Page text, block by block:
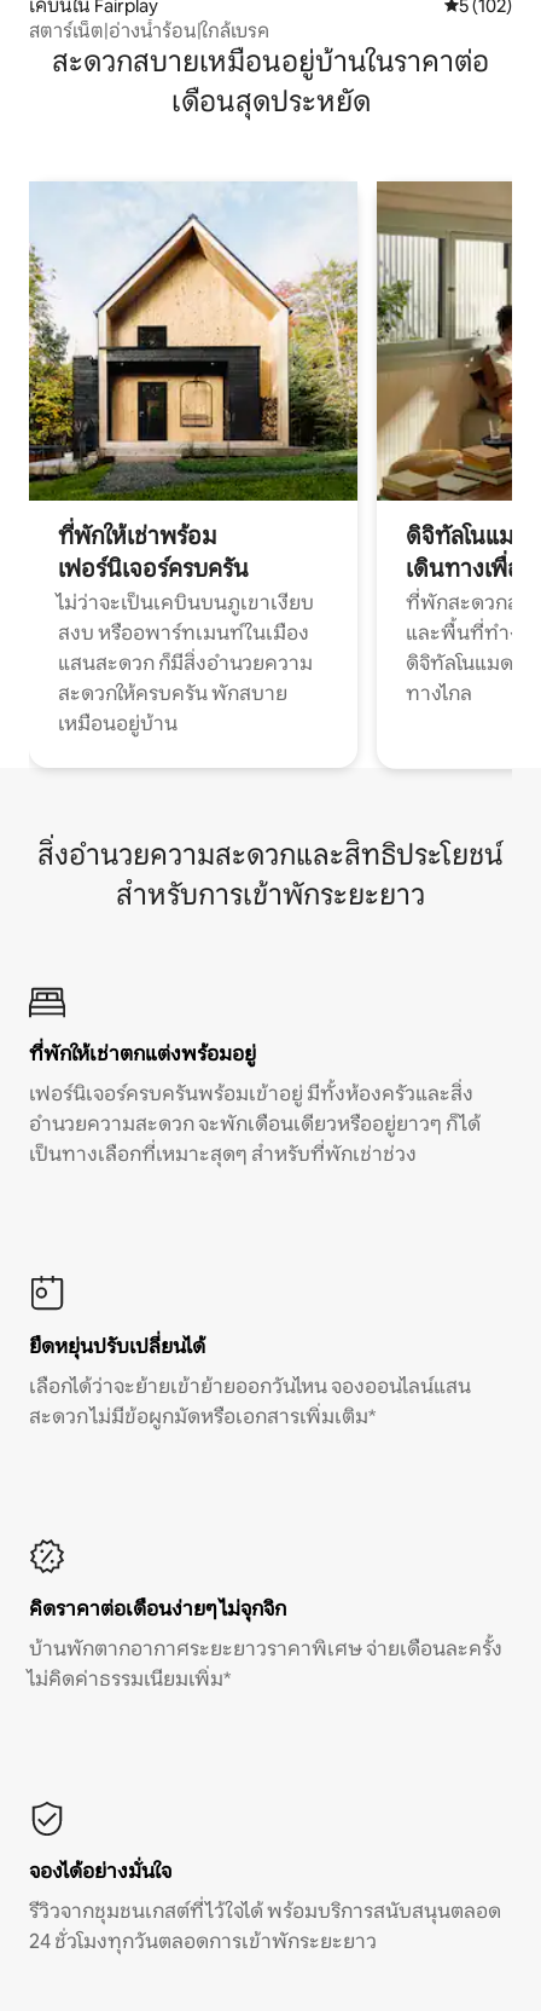
เคบินใน Fairplay คะแนนเฉลี่ย
5 (102)
สตาร์เน็ต|อ่างน้ำร้อน|ใกล้เบรค
สะดวกสบายเหมือนอยู่บ้านในราคาต่อ
เดือนสุดประหยัด
ที่พักให้เช่าพร้อม
เฟอร์นิเจอร์ครบครัน
ไม่ว่าจะเป็นเคบินบนภูเขาเงียบ
สงบ หรืออพาร์ทเมนท์ในเมือง
แสนสะดวก ก็มีสิ่งอำนวยความ
สะดวกให้ครบครัน พักสบาย
เหมือนอยู่บ้าน
ดิจิทัลโนแมด
เดินทางเพื่อ
ที่พักสะดวกสบ
และพื้นที่ทำงา
ดิจิทัลโนแมดแ
ทางไกล
สิ่งอำนวยความสะดวกและสิทธิประโยชน์
สำหรับการเข้าพักระยะยาว
ที่พักให้เช่าตกแต่งพร้อมอยู่
เฟอร์นิเจอร์ครบครันพร้อมเข้าอยู่ มีทั้งห้องครัวและสิ่ง
อำนวยความสะดวก จะพักเดือนเดียวหรืออยู่ยาวๆ ก็ได้
เป็นทางเลือกที่เหมาะสุดๆ สำหรับที่พักเช่าช่วง
ยืดหยุ่นปรับเปลี่ยนได้
เลือกได้ว่าจะย้ายเข้าย้ายออกวันไหน จองออนไลน์แสน
สะดวก ไม่มีข้อผูกมัดหรือเอกสารเพิ่มเติม*
คิดราคาต่อเดือนง่ายๆ ไม่จุกจิก
บ้านพักตากอากาศระยะยาวราคาพิเศษ จ่ายเดือนละครั้ง
ไม่คิดค่าธรรมเนียมเพิ่ม*
จองได้อย่างมั่นใจ
รีวิวจากชุมชนเกสต์ที่ไว้ใจได้ พร้อมบริการสนับสนุนตลอด
24 ชั่วโมงทุกวันตลอดการเข้าพักระยะยาว